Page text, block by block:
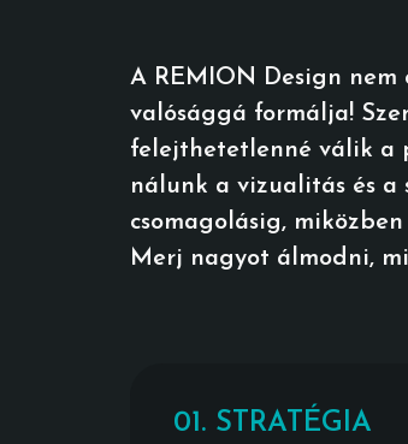
A REMION Design
valósággá formálja!
felejthetetlenné válik a
nálunk a vizualitás és
csomagolásig,
Merj nagyot álmodni,
01. STRATÉGIA